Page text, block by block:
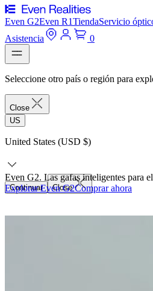
Even G2Even R1TiendaServicio
Asistencia
0
Seleccione otro país o región para
Close
US
United States (USD $)
Continuar Close
Even G2. Las gafas inteligentes para
Explorar Even G2Comprar ahora